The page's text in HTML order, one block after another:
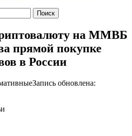
на ММВБ
прямой покупке
в России
Запись обновлена: